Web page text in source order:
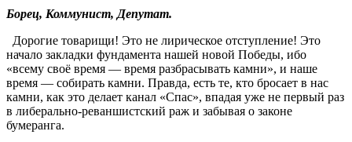
Борец, Коммунист, Депутат.
Дорогие товарищи! Это не лирическое отступление! Это
начало закладки фундамента нашей новой Победы, ибо
«всему своё время — время разбрасывать камни», и наше
время — собирать камни. Правда, есть те, кто бросает в нас
камни, как это делает канал «Спас», впадая уже не первый раз
в либерально-реваншистский раж и забывая о законе
бумеранга.